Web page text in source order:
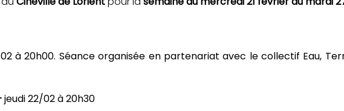
à 20h00. Séance organisée en partenariat avec le collectif Eau,
jeudi 22/02 à 20h30